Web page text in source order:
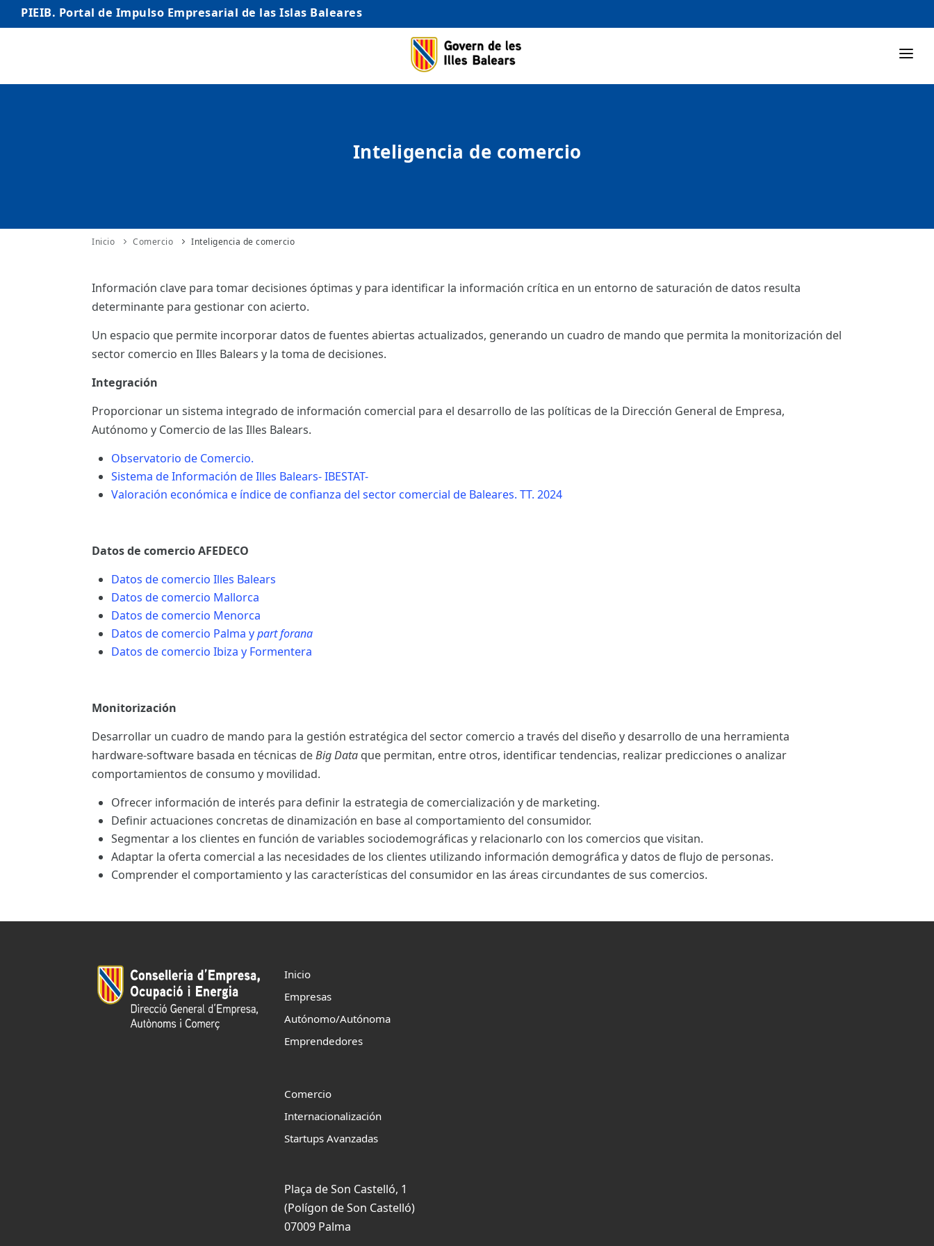
PIEIB. Portal de Impulso Empresarial de las Islas Baleares
INICIO
INTERNACIONALIZACIÓN
Inteligencia de comercio
Inicio Comercio Inteligencia de comercio
Información clave para tomar decisiones óptimas y para identificar la información crítica en un entorno de saturación de datos resulta
determinante para gestionar con acierto.
Un espacio que permite incorporar datos de fuentes abiertas actualizados, generando un cuadro de mando que permita la monitorización del
sector comercio en Illes Balears y la toma de decisiones.
Integración
Proporcionar un sistema integrado de información comercial para el desarrollo de las políticas de la Dirección General de Empresa,
Autónomo y Comercio de las Illes Balears.
Observatorio de Comercio.
Sistema de Información de Illes Balears- IBESTAT-
Valoración económica e índice de confianza del sector comercial de Baleares. TT. 2024
Datos de comercio AFEDECO
Datos de comercio Illes Balears
Datos de comercio Mallorca
Datos de comercio Menorca
Datos de comercio Palma ypart forana
Datos de comercio Ibiza y Formentera
Monitorización
Desarrollar un cuadro de mando para la gestión estratégica del sector comercio a través del diseño y desarrollo de una herramienta
hardware-software basada en técnicas deBig Data que permitan, entre otros, identificar tendencias, realizar predicciones o analizar
comportamientos de consumo y movilidad.
Ofrecer información de interés para definir la estrategia de comercialización y de marketing.
Definir actuaciones concretas de dinamización en base al comportamiento del consumidor.
Segmentar a los clientes en función de variables sociodemográficas y relacionarlo con los comercios que visitan.
Adaptar la oferta comercial a las necesidades de los clientes utilizando información demográfica y datos de flujo de personas.
Comprender el comportamiento y las características del consumidor en las áreas circundantes de sus comercios.
Inicio
Empresas
Autónomo/Autónoma
Emprendedores
Comercio
Internacionalización
Startups Avanzadas
Plaça de Son Castelló, 1
(Polígon de Son Castelló)
07009 Palma